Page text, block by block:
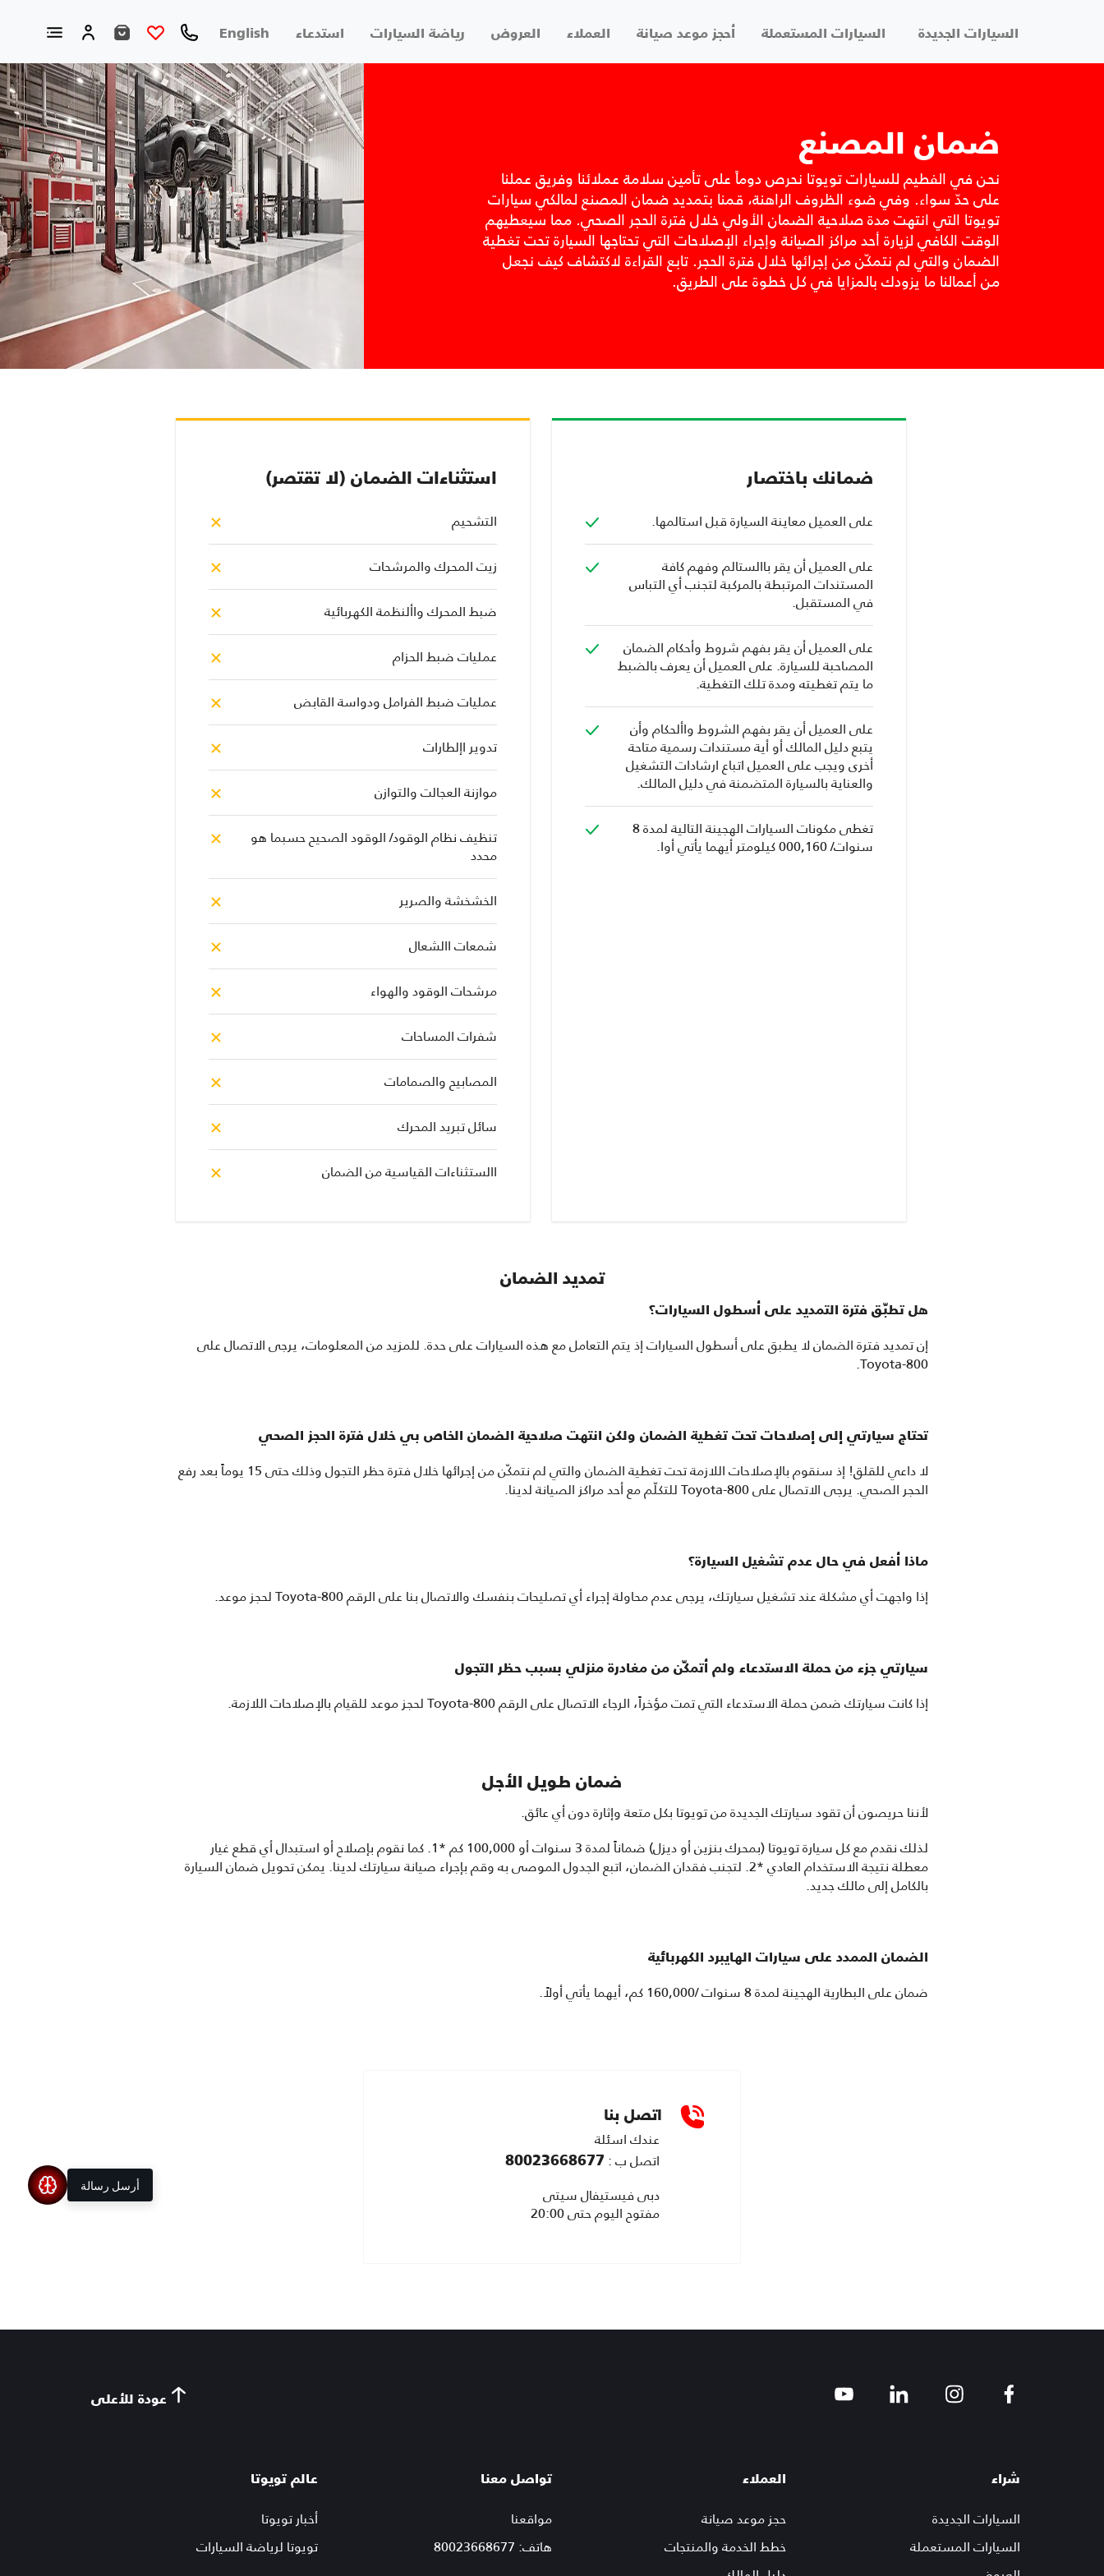
السيارات الجديدة السيارات المستعملة أحجز موعد صيانة العملاء العروض رياضة السيارات استدعاء English
ضمان المصنع
نحن في الفطيم للسيارات تويوتا نحرص دوماً على تأمين سلامة عملائنا وفريق عملنا
على حدّ سواء. وفي ضوء الظروف الراهنة، قمنا بتمديد ضمان المصنع لمالكي سيارات
تويوتا التي انتهت مدة صلاحية الضمان الأولي خلال فترة الحجر الصحي. مما سيعطيهم
الوقت الكافي لزيارة أحد مراكز الصيانة وإجراء الإصلاحات التي تحتاجها السيارة تحت تغطية
الضمان والتي لم نتمكّن من إجرائها خلال فترة الحجر. تابع القراءة لاكتشاف كيف نجعل
من أعمالنا ما يزودك بالمزايا في كل خطوة على الطريق.
ضمانك باختصار
على العميل معاينة السيارة قبل استالمها.
على العميل أن يقر باالستالم وفهم كافة
المستندات المرتبطة بالمركبة لتجنب أي التباس
في المستقبل.
على العميل أن يقر بفهم شروط وأحكام الضمان
المصاحبة للسيارة. على العميل أن يعرف بالضبط
ما يتم تغطيته ومدة تلك التغطية.
على العميل أن يقر بفهم الشروط واألحكام وأن
يتبع دليل المالك أو أية مستندات رسمية متاحة
أخرى ويجب على العميل اتباع ارشادات التشغيل
والعناية بالسيارة المتضمنة في دليل المالك.
تغطى مكونات السيارات الهجينة التالية لمدة 8
سنوات/ 000,160 كيلومتر أيهما يأتي أوا.
استثناءات الضمان (لا تقتصر)
التشحيم
زيت المحرك والمرشحات
ضبط المحرك واألنظمة الكهربائية
عمليات ضبط الحزام
عمليات ضبط الفرامل ودواسة القابض
تدوير اإلطارات
موازنة العجالت والتوازن
تنظيف نظام الوقود/ الوقود الصحيح حسبما هو
محدد
الخشخشة والصرير
شمعات االشعال
مرشحات الوقود والهواء
شفرات المساحات
المصابيح والصمامات
سائل تبريد المحرك
االستثناءات القياسية من الضمان
تمديد الضمان
هل تطبّق فترة التمديد على أسطول السيارات؟
إن تمديد فترة الضمان لا يطبق على أسطول السيارات إذ يتم التعامل مع هذه السيارات على حدة. للمزيد من المعلومات، يرجى الاتصال على
800-Toyota.
تحتاج سيارتي إلى إصلاحات تحت تغطية الضمان ولكن انتهت صلاحية الضمان الخاص بي خلال فترة الحجز الصحي
لا داعي للقلق! إذ سنقوم بالإصلاحات اللازمة تحت تغطية الضمان والتي لم نتمكّن من إجرائها خلال فترة حظر التجول وذلك حتى 15 يوماً بعد رفع
الحجر الصحي. يرجى الاتصال على 800-Toyota للتكلّم مع أحد مراكز الصيانة لدينا.
ماذا أفعل في حال عدم تشغيل السيارة؟
إذا واجهت أي مشكلة عند تشغيل سيارتك، يرجى عدم محاولة إجراء أي تصليحات بنفسك والاتصال بنا على الرقم 800-Toyota لحجز موعد.
سيارتي جزء من حملة الاستدعاء ولم أتمكّن من مغادرة منزلي بسبب حظر التجول
إذا كانت سيارتك ضمن حملة الاستدعاء التي تمت مؤخراً، الرجاء الاتصال على الرقم 800-Toyota لحجز موعد للقيام بالإصلاحات اللازمة.
ضمان طويل الأجل
لأننا حريصون أن تقود سيارتك الجديدة من تويوتا بكل متعة وإثارة دون أي عائق.
لذلك نقدم مع كل سيارة تويوتا (بمحرك بنزين أو ديزل) ضماناً لمدة 3 سنوات أو 100,000 كم *1. كما نقوم بإصلاح أو استبدال أي قطع غيار
معطلة نتيجة الاستخدام العادي *2. لتجنب فقدان الضمان، اتبع الجدول الموصى به وقم بإجراء صيانة سيارتك لدينا. يمكن تحويل ضمان السيارة
بالكامل إلى مالك جديد.
الضمان الممدد على سيارات الهايبرد الكهربائية
ضمان على البطارية الهجينة لمدة 8 سنوات /160,000 كم، أيهما يأتي أولاً.
اتصل بنا
عندك اسئلة
اتصل ب : 80023668677
دبى فيستيفال سيتى
مفتوح اليوم حتى 20:00
عودة للأعلى
شراء
السيارات الجديدة
السيارات المستعملة
العملاء
حجز موعد صيانة
خطط الخدمة والمنتجات
تواصل معنا
مواقعنا
هاتف: 80023668677
عالم تويوتا
أخبار تويوتا
تويوتا لرياضة السيارات
أرسل رسالة